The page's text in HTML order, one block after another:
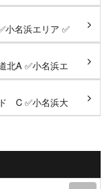
小名浜エリア ✅
北A ✅小名浜エ
C ✅小名浜大